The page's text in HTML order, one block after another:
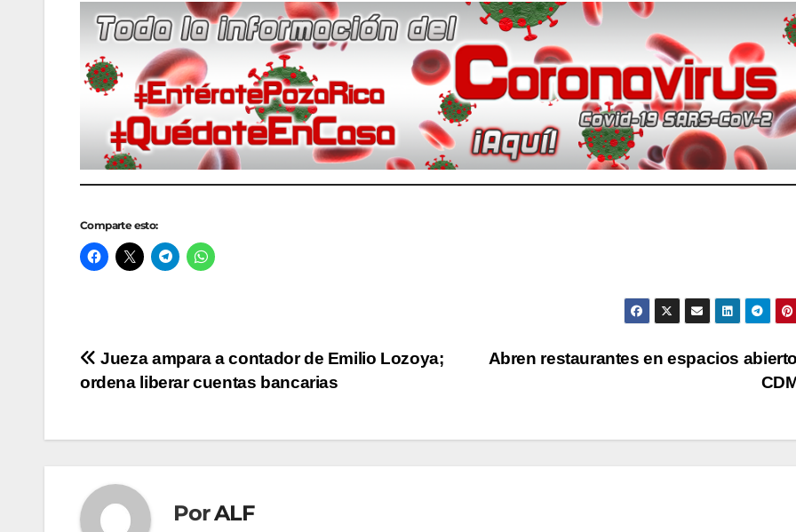
Comparte esto:
Navegación
entradas
Abren restaurantes en espacios
Jueza ampara a contador de Emilio Lozoya;
ordena liberar cuentas bancarias
PorALF